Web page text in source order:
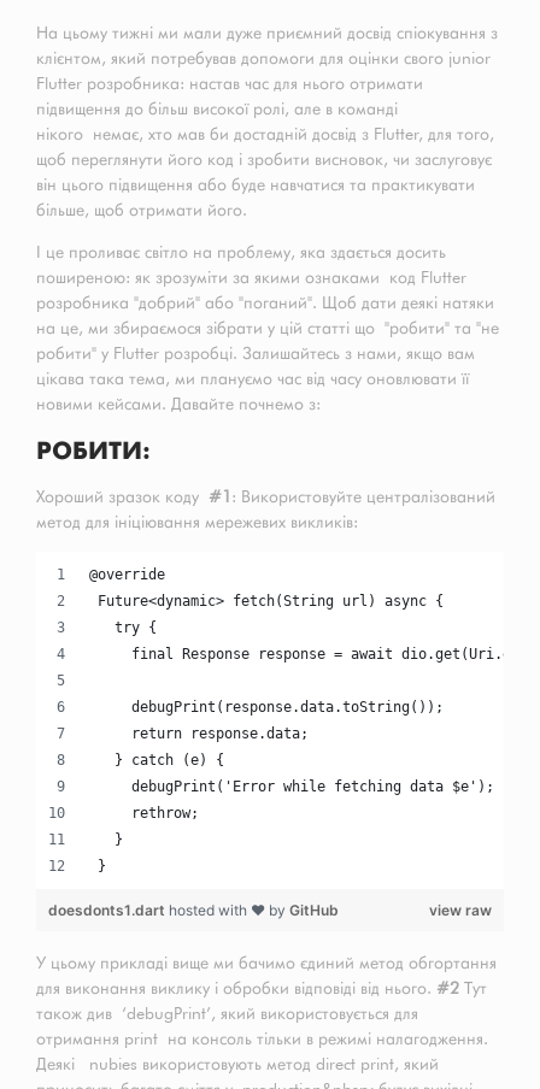
На цьому тижні ми мали дуже приємний досвід спіокування з
клієнтом, який потребував допомоги для оцінки свого junior
Flutter розробника: настав час для нього отримати
підвищення до більш високої ролі, але в команді
нікого немає, хто мав би достадній досвід з Flutter, для того,
щоб переглянути його код і зробити висновок, чи заслуговує
він цього підвищення або буде навчатися та практикувати
більше, щоб отримати його.
І це проливає світло на проблему, яка здається досить
поширеною: як зрозуміти за якими ознаками код Flutter
розробника "добрий" або "поганий". Щоб дати деякі натяки
на це, ми збираємося зібрати у цій статті що "робити" та "не
робити" у Flutter розробці. Залишайтесь з нами, якщо вам
цікава така тема, ми плануємо час від часу оновлювати її
новими кейсами. Давайте почнемо з:
РОБИТИ:
Хороший зразок коду #1 : Використовуйте централізований
метод для ініціювання мережевих викликів:
@override
Future<dynamic> fetch(String url) async {
   try {
final Response response = await
     debugPrint(response.data.toString());
     return response.data;
   } catch (e) {
     debugPrint('Error while fetching data $e');
     rethrow;
   }
}
view raw
doesdonts1.dart hosted with ❤ by GitHub
У цьому прикладі вище ми бачимо єдиний метод обгортання
для виконання виклику і обробки відповіді від нього. #2 Тут
також див ‘debugPrint’, який використовується для
отримання print на консоль тільки в режимі налагодження.
Деякі nubies використовують метод direct print, який